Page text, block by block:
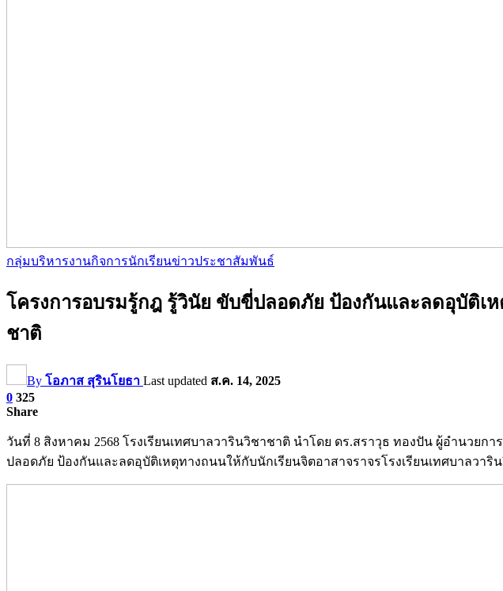
กลุ่มบริหารงานกิจการนักเรียนข่าวประชาสัมพันธ์
โครงการอบรมรู้กฎ รู้วินัย ขับขี่ปลอดภัย ป้องกันและลดอุบัติเ
ชาติ
By โอภาส สุรินโยธา Last updated ส.ค. 14, 2025
0 325
Share
วันที่ 8 สิงหาคม 2568 โรงเรียนเทศบาลวารินวิชาชาติ นำโดย ดร.สราวุธ ทองปัน ผู้อำนว
ปลอดภัย ป้องกันและลดอุบัติเหตุทางถนนให้กับนักเรียนจิตอาสาจราจรโรงเรียนเทศบาลวาริ